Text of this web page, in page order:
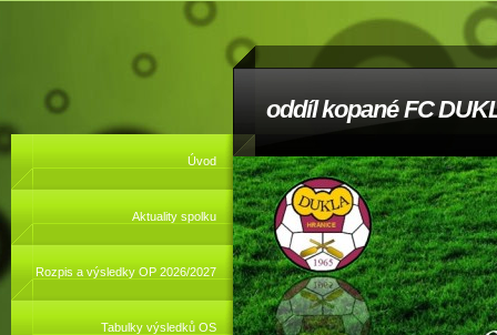
oddíl kopané FC
Úvod
Aktuality spolku
Rozpis a výsledky OP 2026/2027
Tabulky výsledků OS